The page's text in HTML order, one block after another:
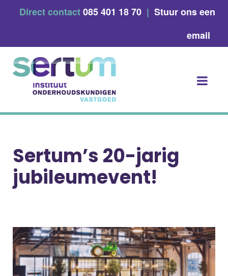
Direct contact085 401 18 70 | Stuur ons een
email
Sertum’s 20-jarig
jubileumevent!